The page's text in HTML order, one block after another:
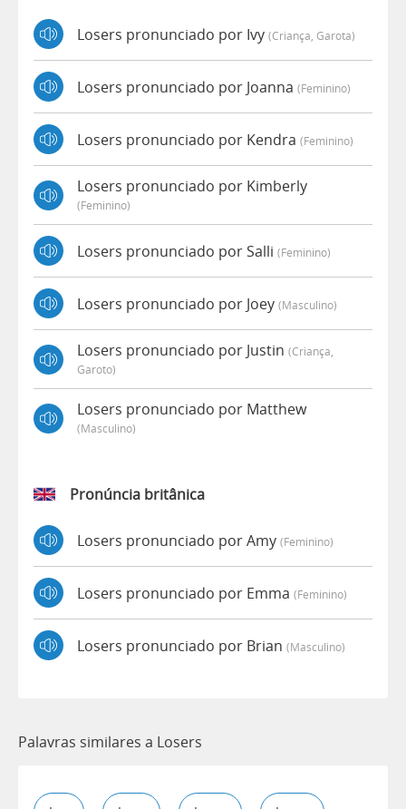
Losers pronunciado por Ivy (criança, Garota)
Losers pronunciado por Joanna (feminino)
Losers pronunciado por Kendra (feminino)
Losers pronunciado por Kimberly
(feminino)
Losers pronunciado por Salli (feminino)
Losers pronunciado por Joey (masculino)
Losers pronunciado por Justin (criança,
Garoto)
Losers pronunciado por Matthew
(masculino)
Pronúncia britânica
Losers pronunciado por Amy (feminino)
Losers pronunciado por Emma (feminino)
Losers pronunciado por Brian (masculino)
Palavras similares a Losers